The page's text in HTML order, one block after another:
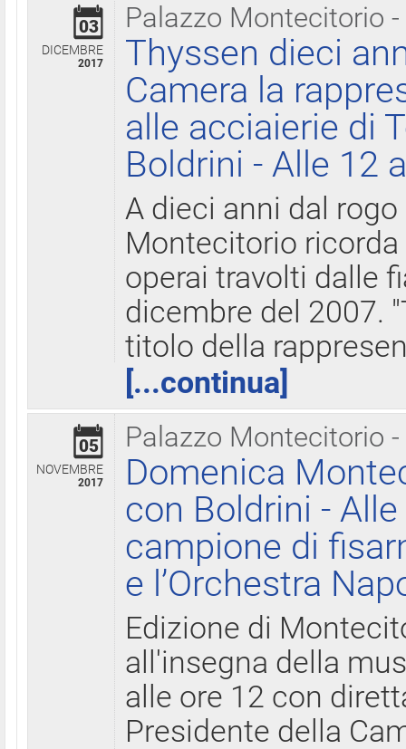
Palazzo Montecitorio
03
DICEMBRE
2017
Thyssen dieci
Camera la
alle acciaierie di
Boldrini - Alle 12
A dieci anni dal
Montecitorio
operai travolti dalle
dicembre del 2007.
titolo della
[...continua]
Palazzo Montecitorio
05
NOVEMBRE
2017
Domenica
con Boldrini -
campione di
e l’Orchestra
Edizione di
all'insegna della
alle ore 12 con
Presidente della